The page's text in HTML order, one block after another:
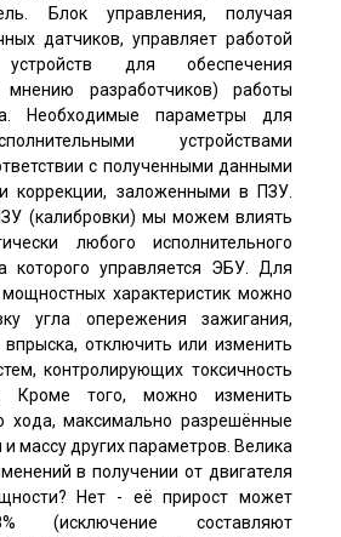
Блок управления, получая
датчиков, управляет работой
устройств для обеспечения
разработчиков) работы
Необходимые параметры для
устройствами
с полученными данными
коррекции, заложенными в ПЗУ.
(калибровки) мы можем влиять
любого исполнительного
которого управляется ЭБУ. Для
характеристик можно
угла опережения зажигания,
отключить или изменить
контролирующих токсичность
Кроме того, можно изменить
хода, максимально разрешённые
массу других параметров. Велика
в получении от двигателя
Нет - её прирост может
(исключение составляют